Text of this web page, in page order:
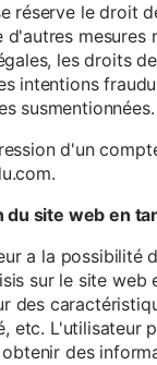
réserve le droit
d'autres mesures
les droits
intentions
susmentionnées.
d'un
du site web en
a la possibilité
sur le site
des
etc. L'utilisateur
des